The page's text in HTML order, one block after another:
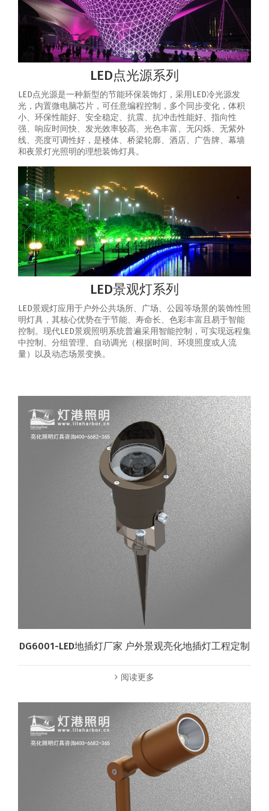
LED点光源系列
LED点光源是一种新型的节能环保装饰灯，采用LED冷光源发
光，内置微电脑芯片，可任意编程控制，多个同步变化，体积
小、环保性能好、安全稳定、抗震、抗冲击性能好、指向性
强、响应时间快、发光效率较高、光色丰富、无闪烁、无紫外
线、亮度可调性好，是楼体、桥梁轮廓、酒店、广告牌、幕墙
和夜景灯光照明的理想装饰灯具。
LED景观灯系列
LED景观灯应用于户外公共场所、广场、公园等场景的装饰性照
明灯具，其核心优势在于节能、寿命长、色彩丰富且易于智能
控制‌。‌现代LED景观照明系统普遍采用智能控制，可实现‌远程集
中控制、分组管理、自动调光（根据时间、环境照度或人流
量）以及动态场景变换‌。
DG6001-LED地插灯厂家 户外景观亮化地插灯工程定制
阅读更多